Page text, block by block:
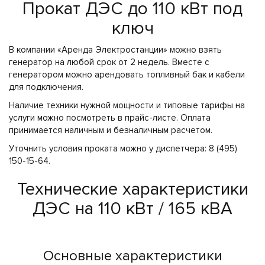
Прокат ДЭС до 110 кВт под
ключ
В компании «Аренда Электростанции» можно взять
генератор на любой срок от 2 недель. Вместе с
генератором можно арендовать топливный бак и кабели
для подключения.
Наличие техники нужной мощности и типовые тарифы на
услуги можно посмотреть в прайс-листе. Оплата
принимается наличным и безналичным расчетом.
Уточнить условия проката можно у диспетчера: 8 (495)
150-15-64.
Технические характеристики
ДЭС на 110 кВт / 165 кВА
Основные характеристики